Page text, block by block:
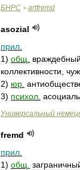
БНРС > artfremd
asozial
прил
1) общ враждебный
коллективности
2) юр
3) психол
Универсальный
fremd
прил
1) общ